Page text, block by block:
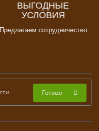
ВЫГОДНЫЕ
УСЛОВИЯ
Предлагаем сотрудничество
Готово